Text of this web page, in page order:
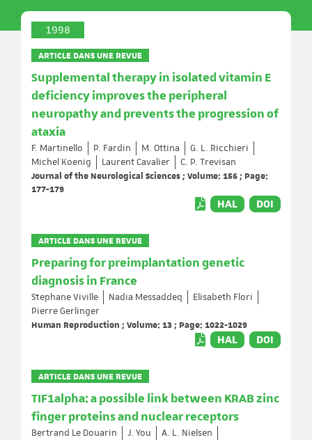
1998
ARTICLE DANS UNE REVUE
Supplemental therapy in isolated vitamin E
deficiency improves the peripheral
neuropathy and prevents the progression of
ataxia
F. Martinello P. Fardin M. Ottina
G. L. Ricchieri
Michel Koenig
Laurent Cavalier
C. P. Trevisan
Journal of the Neurological Sciences ; Volume: 156 ; Page:
177-179
HAL DOI
ARTICLE DANS UNE REVUE
Preparing for preimplantation genetic
diagnosis in France
Stephane Viville Nadia Messaddeq
Elisabeth Flori
Pierre Gerlinger
Human Reproduction ; Volume: 13 ; Page: 1022-1029
HAL DOI
ARTICLE DANS UNE REVUE
TIF1alpha: a possible link between KRAB zinc
finger proteins and nuclear receptors
Bertrand Le Douarin J. You
A. L. Nielsen